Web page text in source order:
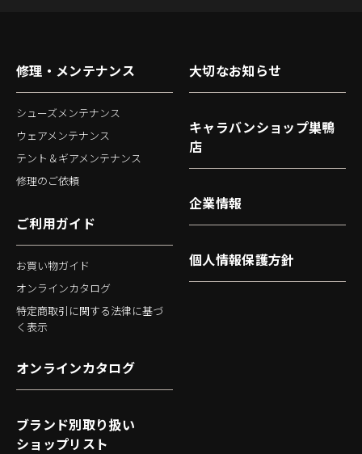
修理・メンテナンス
シューズメンテナンス
ウェアメンテナンス
テント＆ギアメンテナンス
修理のご依頼
ご利用ガイド
お買い物ガイド
オンラインカタログ
特定商取引に関する法律に基づ
く表示
大切なお知らせ
キャラバンショップ巣鴨
店
企業情報
個人情報保護方針
オンラインカタログ
ブランド別取り扱い
ショップリスト